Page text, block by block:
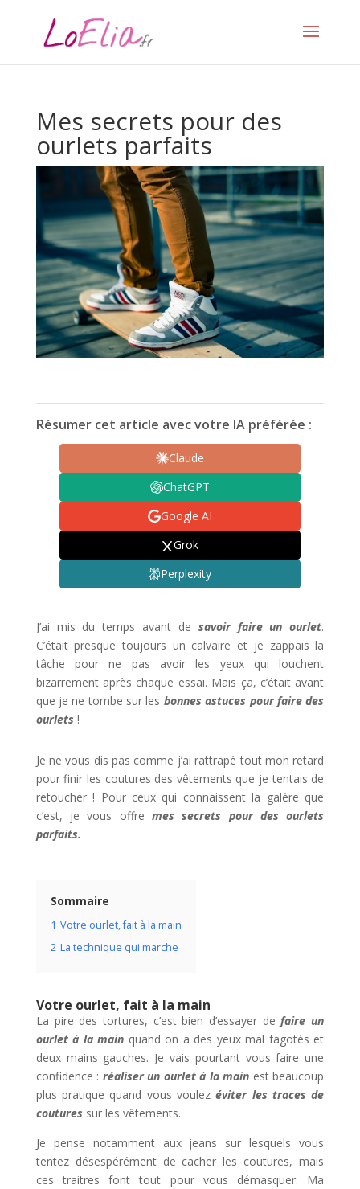
Mes secrets pour des
ourlets parfaits
Résumer cet article avec votre IA préférée :
Claude
ChatGPT
Google AI
Grok
Perplexity
J’ai mis du temps avant de savoir faire un ourlet.
C’était presque toujours un calvaire et je zappais la
tâche pour ne pas avoir les yeux qui louchent
bizarrement après chaque essai. Mais ça, c’était avant
que je ne tombe sur les bonnes astuces pour faire des
ourlets !
Je ne vous dis pas comme j’ai rattrapé tout mon retard
pour finir les coutures des vêtements que je tentais de
retoucher ! Pour ceux qui connaissent la galère que
c’est, je vous offre mes secrets pour des ourlets
parfaits.
Sommaire
1 Votre ourlet, fait à la main
2 La technique qui marche
Votre ourlet, fait à la main
La pire des tortures, c’est bien d’essayer defaire un
ourletà la main quand on a des yeux mal fagotés et
deux mains gauches. Je vais pourtant vous faire une
confidence : réaliser un ourletà la main est beaucoup
plus pratique quand vous voulezéviter les traces de
coutures sur les vêtements.
Je pense notamment aux jeans sur lesquels vous
tentez désespérément de cacher les coutures, mais
ces traitres font tout pour vous démasquer. Ma